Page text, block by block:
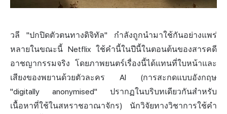
วลี "ปกปิดตัวตนทางดิจิทัล" กำลังถูกนำมาใช้กันอย่างแพร่
หลายในขณะนี้ Netflix ใช้คำนี้ในปีนี้ในตอนต้นของสารคดี
อาชญากรรมจริง โดยภาพยนตร์เรื่องนี้ได้แทนที่ใบหน้าและ
เสียงของพยานด้วยตัวละคร AI (การสะกดแบบอังกฤษ
"digitally anonymised" ปรากฏในบริบทเดียวกันสำหรับ
เนื้อหาที่ใช้ในสหราชอาณาจักร) นักวิจัยทางวิชาการใช้คำ